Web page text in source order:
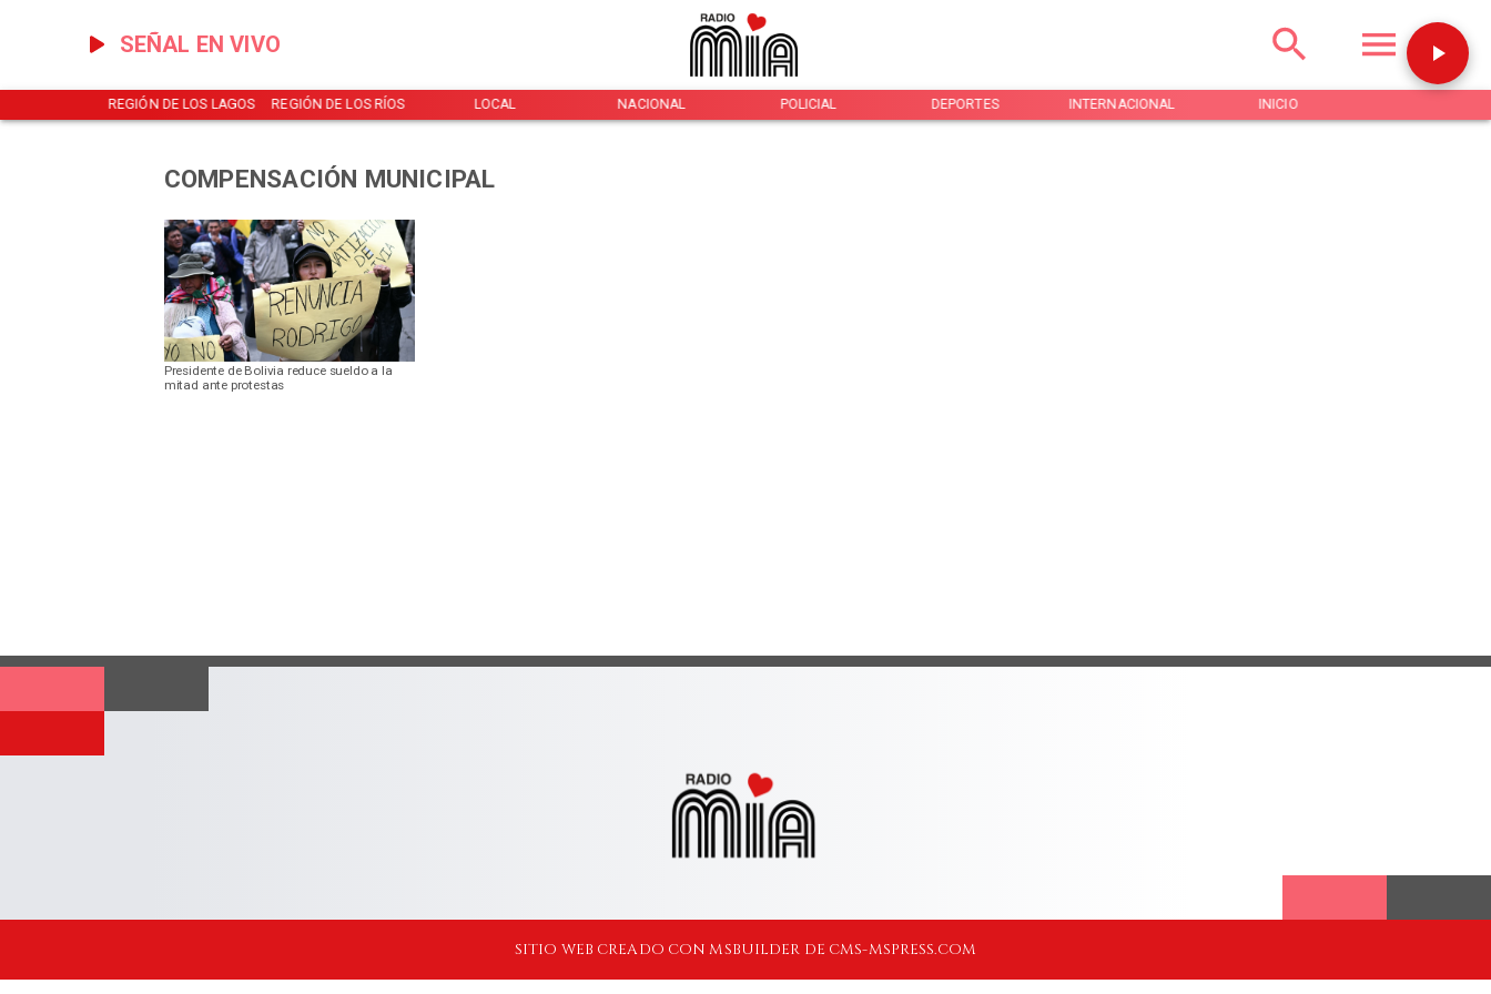
SEÑAL EN VIVO
REGIÓN DE LOS LAGOS REGIÓN DE LOS RÍOS LOCAL NACIONAL POLICIAL DEPORTES INTERNACIONAL INICIO
COMPENSACIÓN MUNICIPAL
Presidente de Bolivia reduce sueldo a la
mitad ante protestas
SITIO WEB CREADO CON MSBUILDER DE CMS-MSPRESS.COM